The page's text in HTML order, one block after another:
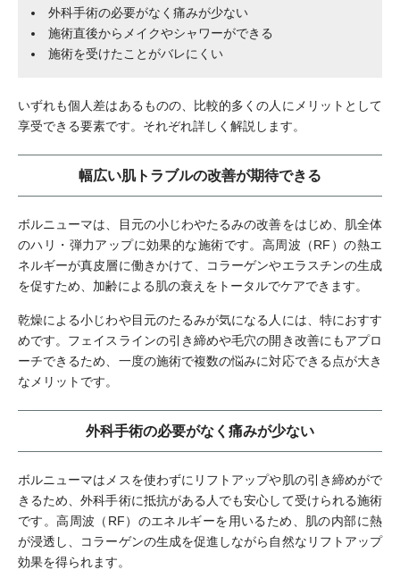
外科手術の必要がなく痛みが少ない
施術直後からメイクやシャワーができる
施術を受けたことがバレにくい
いずれも個人差はあるものの、比較的多くの人にメリットとして
享受できる要素です。それぞれ詳しく解説します。
幅広い肌トラブルの改善が期待できる
ボルニューマは、目元の小じわやたるみの改善をはじめ、肌全体
のハリ・弾力アップに効果的な施術です。高周波（RF）の熱エ
ネルギーが真皮層に働きかけて、コラーゲンやエラスチンの生成
を促すため、加齢による肌の衰えをトータルでケアできます。
乾燥による小じわや目元のたるみが気になる人には、特におすす
めです。フェイスラインの引き締めや毛穴の開き改善にもアプロ
ーチできるため、一度の施術で複数の悩みに対応できる点が大き
なメリットです。
外科手術の必要がなく痛みが少ない
ボルニューマはメスを使わずにリフトアップや肌の引き締めがで
きるため、外科手術に抵抗がある人でも安心して受けられる施術
です。高周波（RF）のエネルギーを用いるため、肌の内部に熱
が浸透し、コラーゲンの生成を促進しながら自然なリフトアップ
効果を得られます。